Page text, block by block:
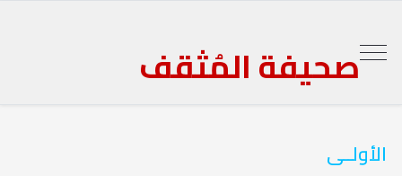
صحيفة المُثقف
الأولــى